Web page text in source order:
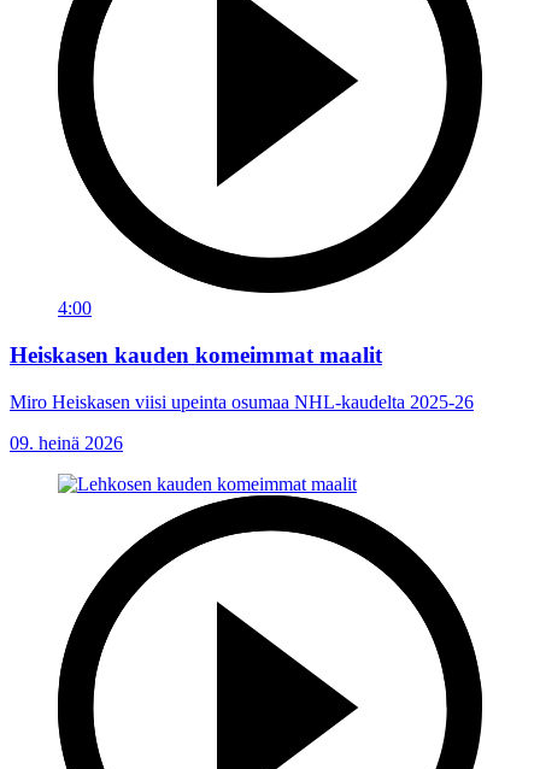
4:00
Heiskasen kauden komeimmat maalit
Miro Heiskasen viisi upeinta osumaa NHL-kaudelta 2025-26
09. heinä 2026